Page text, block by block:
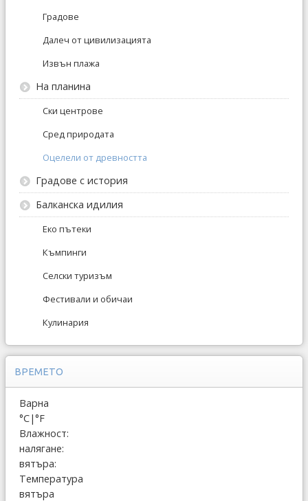
Градове
Далеч от цивилизацията
Извън плажа
На планина
Ски центрове
Сред природата
Оцелели от древността
Градове с история
Балканска идилия
Еко пътеки
Къмпинги
Селски туризъм
Фестивали и обичаи
Кулинария
ВРЕМЕТО
Варна
°C|°F
Влажност:
налягане:
вятъра:
Температура
вятъра